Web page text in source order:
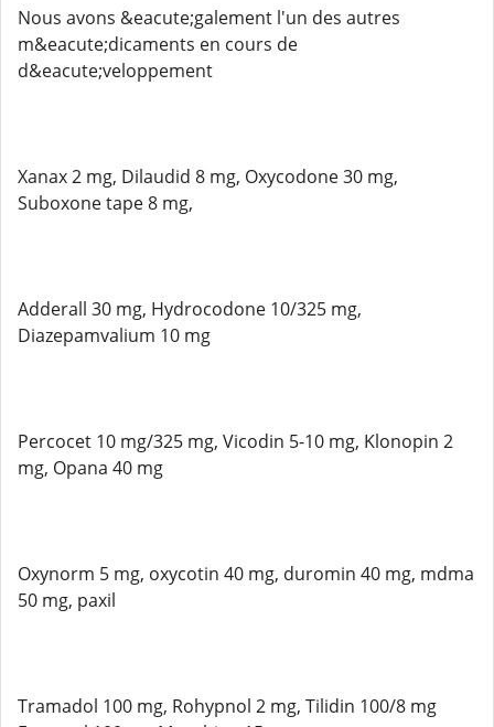
Nous avons &eacute;galement l'un des autres
m&eacute;dicaments en cours de
d&eacute;veloppement
Xanax 2 mg, Dilaudid 8 mg, Oxycodone 30 mg,
Suboxone tape 8 mg,
Adderall 30 mg, Hydrocodone 10/325 mg,
Diazepamvalium 10 mg
Percocet 10 mg/325 mg, Vicodin 5-10 mg, Klonopin 2
mg, Opana 40 mg
Oxynorm 5 mg, oxycotin 40 mg, duromin 40 mg, mdma
50 mg, paxil
Tramadol 100 mg, Rohypnol 2 mg, Tilidin 100/8 mg